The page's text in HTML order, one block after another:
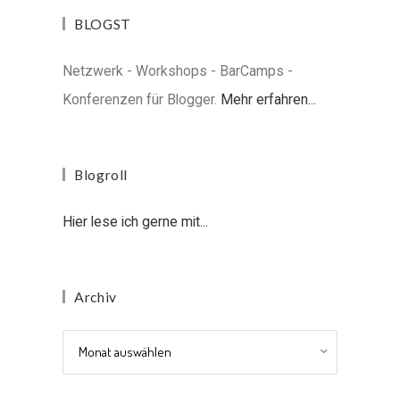
BLOGST
Netzwerk - Workshops - BarCamps -
Konferenzen für Blogger. Mehr erfahren...
Blogroll
Hier lese ich gerne mit...
Archiv